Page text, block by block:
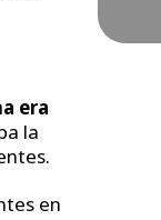
era
la
en